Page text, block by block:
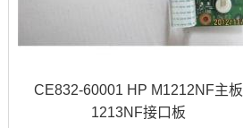
CE832-60001 HP M1212NF主板
1213NF接口板